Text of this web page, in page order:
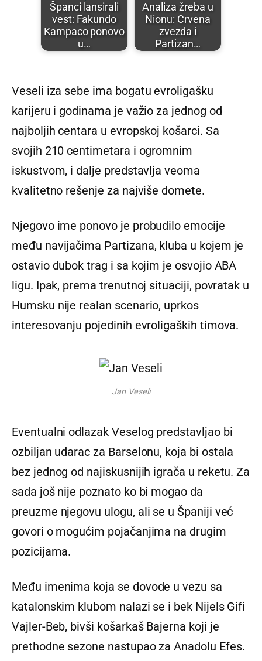
Španci lansirali
vest: Fakundo
Kampaco ponovo
u…
Analiza žreba u
Nionu: Crvena
zvezda i
Partizan…
Veseli iza sebe ima bogatu evroligašku
karijeru i godinama je važio za jednog od
najboljih centara u evropskoj košarci. Sa
svojih 210 centimetara i ogromnim
iskustvom, i dalje predstavlja veoma
kvalitetno rešenje za najviše domete.
Njegovo ime ponovo je probudilo emocije
među navijačima Partizana, kluba u kojem je
ostavio dubok trag i sa kojim je osvojio ABA
ligu. Ipak, prema trenutnoj situaciji, povratak u
Humsku nije realan scenario, uprkos
interesovanju pojedinih evroligaških timova.
Jan Veseli
Eventualni odlazak Veselog predstavljao bi
ozbiljan udarac za Barselonu, koja bi ostala
bez jednog od najiskusnijih igrača u reketu. Za
sada još nije poznato ko bi mogao da
preuzme njegovu ulogu, ali se u Španiji već
govori o mogućim pojačanjima na drugim
pozicijama.
Među imenima koja se dovode u vezu sa
katalonskim klubom nalazi se i bek Nijels Gifi
Vajler-Beb, bivši košarkaš Bajerna koji je
prethodne sezone nastupao za Anadolu Efes.